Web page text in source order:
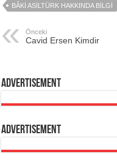
BÂKI ASILTÜRK HAKKINDA BILGI
Önceki
Cavid Ersen Kimdir
Advertisement
Advertisement